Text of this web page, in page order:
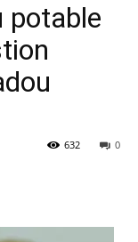
potable
0
632